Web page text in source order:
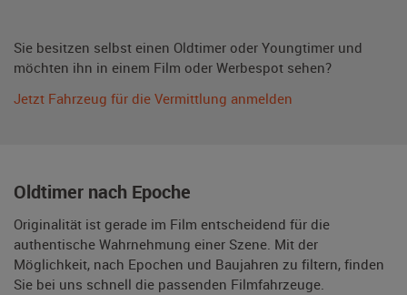
Sie besitzen selbst einen Oldtimer oder Youngtimer und
möchten ihn in einem Film oder Werbespot sehen?
Jetzt Fahrzeug für die Vermittlung anmelden
Oldtimer nach Epoche
Originalität ist gerade im Film entscheidend für die
authentische Wahrnehmung einer Szene. Mit der
Möglichkeit, nach Epochen und Baujahren zu filtern, finden
Sie bei uns schnell die passenden Filmfahrzeuge.